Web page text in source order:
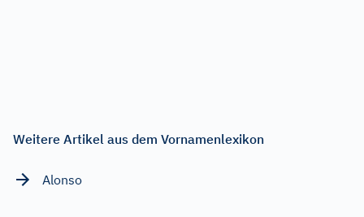
Weitere Artikel aus dem Vornamenlexikon
Alonso